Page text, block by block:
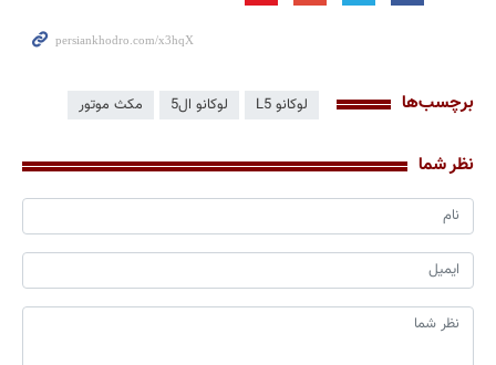
برچسب‌ها لوکانو L5 لوکانو ال5 مکث موتور
نظر شما